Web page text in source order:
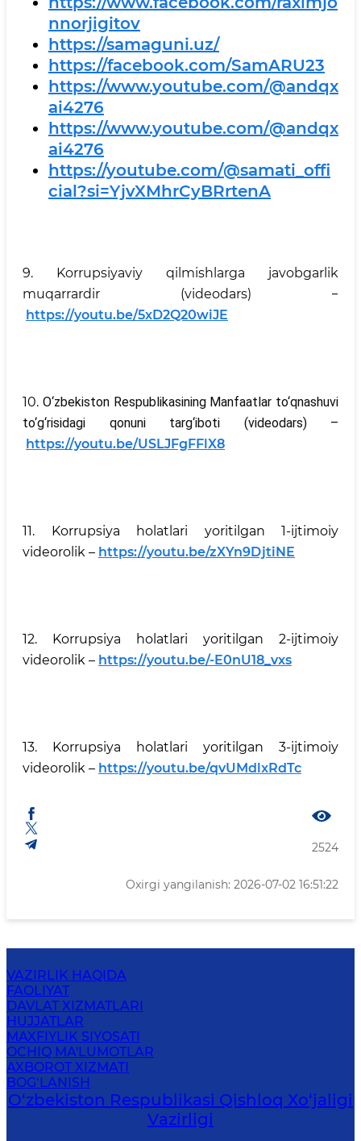
nnorjigitov
https://samaguni.uz/
https://facebook.com/SamARU23
https://www.youtube.com/@andqx
ai4276
https://www.youtube.com/@andqx
ai4276
https://youtube.com/@samati_offi
cial?si=YjvXMhrCyBRrtenA
9. Korrupsiyaviy qilmishlarga javobgarlik
muqarrardir (videodars) –
https://youtu.be/5xD2Q20wiJE
10. O‘zbekiston Respublikasining Manfaatlar to‘qnashuvi
to‘g‘risidagi qonuni targ‘iboti (videodars) –
https://youtu.be/USLJFgFFlX8
11. Korrupsiya holatlari yoritilgan 1-ijtimoiy
videorolik – https://youtu.be/zXYn9DjtiNE
12. Korrupsiya holatlari yoritilgan 2-ijtimoiy
videorolik – https://youtu.be/-E0nU18_vxs
13. Korrupsiya holatlari yoritilgan 3-ijtimoiy
videorolik – https://youtu.be/qvUMdlxRdTc
2524
Oxirgi yangilanish: 2026-07-02 16:51:22
VAZIRLIK HAQIDA
FAOLIYAT
DAVLAT XIZMATLARI
HUJJATLAR
MAXFIYLIK SIYOSATI
OCHIQ MA'LUMOTLAR
AXBOROT XIZMATI
BOG‘LANISH
O‘zbekiston Respublikasi Qishloq Хo‘jаligi
Vаzirligi